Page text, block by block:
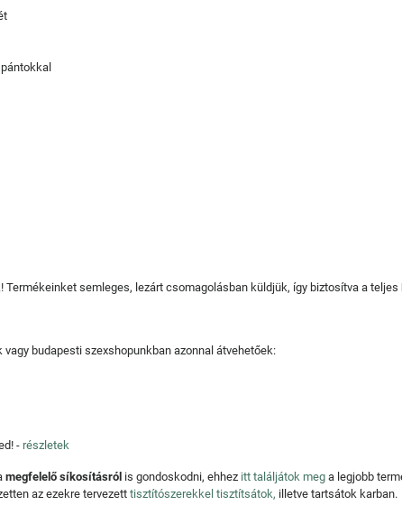
semleges, lezárt csomagolásban küldjük, így biztosítva a teljes
budapesti szexshopunkban azonnal átvehetőek:
- részletek
megfelelő síkosításról is gondoskodni, ehhez itt találjátok meg a legjobb
az ezekre tervezett tisztítószerekkel tisztítsátok, illetve tartsátok karban.